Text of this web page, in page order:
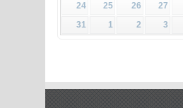
24
25 26 27
31
1 2 3